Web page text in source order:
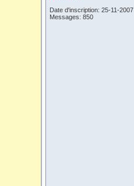
Date d'inscription: 25-11-2007
Messages: 850